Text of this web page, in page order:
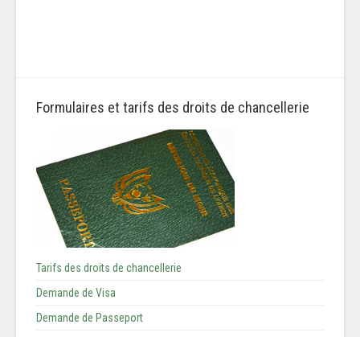
Formulaires et tarifs des droits de chancellerie
Tarifs des droits de chancellerie
Demande de Visa
Demande de Passeport